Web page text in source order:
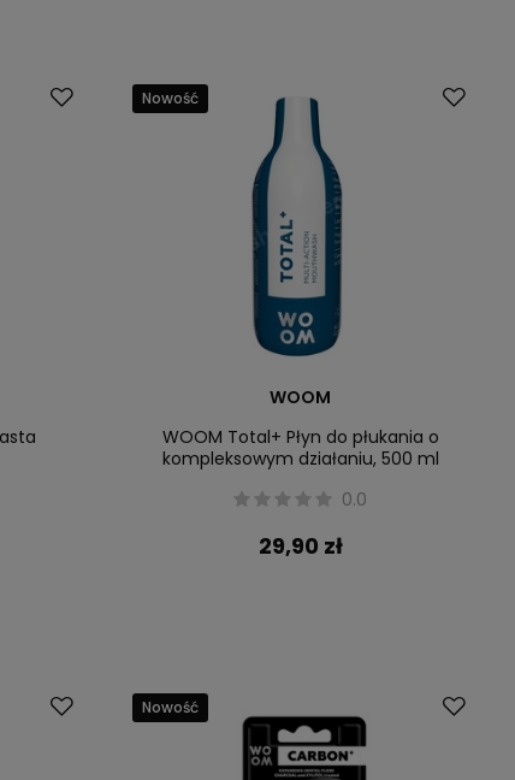
Nowość
WOOM
WOOM Total+ Płyn do płukania o
kompleksowym działaniu, 500 ml
0.0
29,90 zł
Nowość